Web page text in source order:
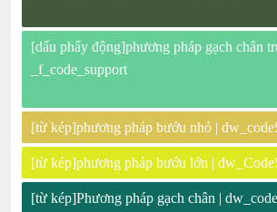
[dấu phẩy động]phương pháp gạch chân
_f_code_support
[từ kép]phương pháp bướu nhỏ |
[từ kép]phương pháp bướu lớn |
[từ kép]Phương pháp gạch chân |